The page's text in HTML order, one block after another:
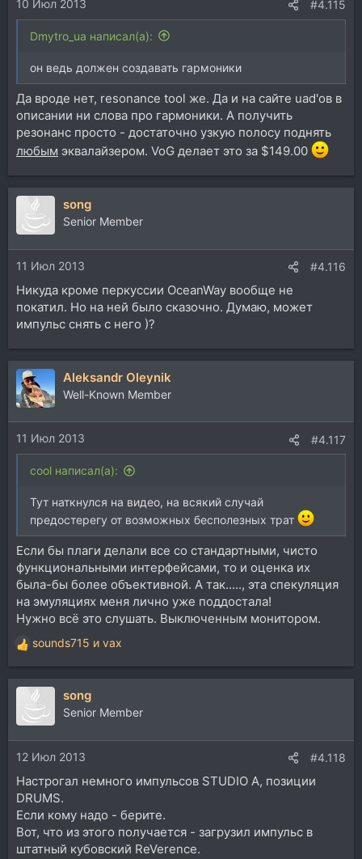
10 Июл 2013 #4.115
Dmytro_ua написал(а):
он ведь должен создавать гармоники
Да вроде нет, resonance tool же. Да и на сайте uad'ов в
описании ни слова про гармоники. А получить
резонанс просто - достаточно узкую полосу поднять
любым эквалайзером. VoG делает это за $149.00
song
Senior Member
11 Июл 2013 #4.116
Никуда кроме перкуссии OceanWay вообще не
покатил. Но на ней было сказочно. Думаю, может
импульс снять с него )?
Aleksandr Oleynik
Well-Known Member
11 Июл 2013 #4.117
cool написал(а):
Тут наткнулся на видео, на всякий случай
предостерегу от возможных бесполезных трат
Если бы плаги делали все со стандартными, чисто
функциональными интерфейсами, то и оценка их
была-бы более объективной. А так....., эта спекуляция
на эмуляциях меня лично уже поддостала!
Нужно всё это слушать. Выключенным монитором.
Р
е
а
и
и
:
sounds715 и vax
song
Senior Member
12 Июл 2013 #4.118
Настрогал немного импульсов STUDIO A, позиции
DRUMS.
Если кому надо - берите.
Вот, что из этого получается - загрузил импульс в
штатный кубовский ReVerence.